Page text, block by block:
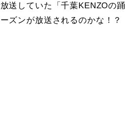
送していた「千葉KENZOの踊
ズンが放送されるのかな！？